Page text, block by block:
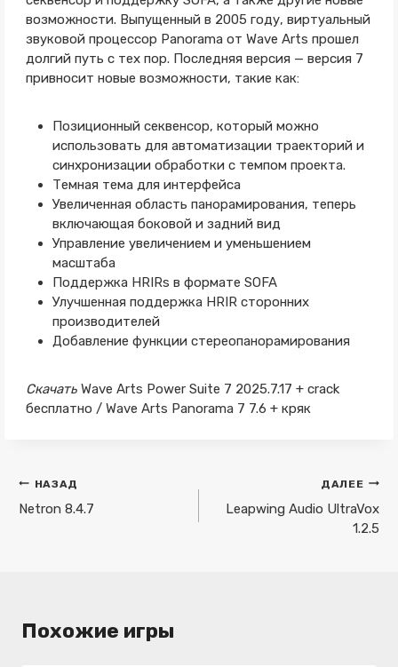
возможности. Выпущенный в 2005 году, виртуальный
звуковой процессор Panorama от Wave Arts прошел
долгий путь с тех пор. Последняя версия — версия 7
привносит новые возможности, такие как:
Позиционный секвенсор, который можно
использовать для автоматизации траекторий и
синхронизации обработки с темпом проекта.
Темная тема для интерфейса
Увеличенная область панорамирования, теперь
включающая боковой и задний вид
Управление увеличением и уменьшением
масштаба
Поддержка HRIRs в формате SOFA
Улучшенная поддержка HRIR сторонних
производителей
Добавление функции стереопанорамирования
Скачать Wave Arts Power Suite 7 2025.7.17 + crack
бесплатно / Wave Arts Panorama 7 7.6 + кряк
Навигация
по
НАЗАД
Netron 8.4.7
ДАЛЕЕ
Leapwing Audio UltraVox
1.2.5
Похожие игры